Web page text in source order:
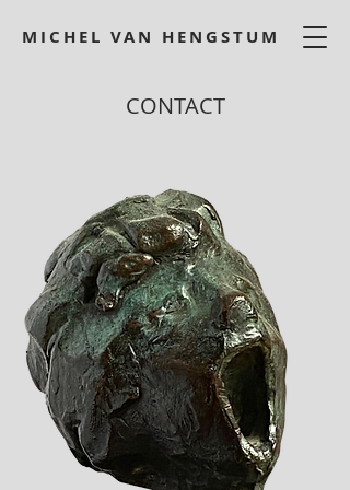
MICHEL VAN HENGSTUM
CONTACT